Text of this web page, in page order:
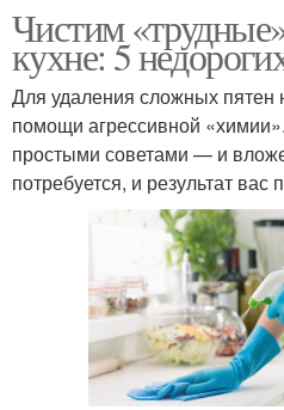
Чистим
кухне: 5
Для удаления сложных пятен
помощи агрессивной
простыми советами — и
потребуется, и результат вас